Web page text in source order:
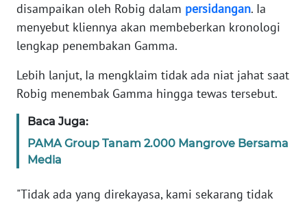
disampaikan oleh Robig dalam persidangan. Ia
menyebut kliennya akan membeberkan kronologi
lengkap penembakan Gamma.
Lebih lanjut, Ia mengklaim tidak ada niat jahat saat
Robig menembak Gamma hingga tewas tersebut.
Baca Juga:
PAMA Group Tanam 2.000 Mangrove Bersama
Media
"Tidak ada yang direkayasa, kami sekarang tidak
DISCLAIMER
Wahana
News
Regional
WN
WN